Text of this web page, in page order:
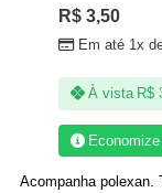
R$3,50
Em até 1x
À vista R$
Economize
Acompanha polexan.